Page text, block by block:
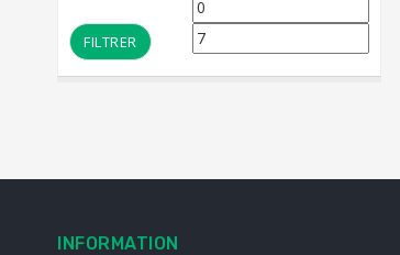
min
max
FILTRER
INFORMATION